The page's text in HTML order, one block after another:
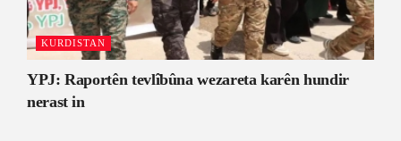
KURDISTAN
YPJ: Raportên tevlîbûna wezareta karên hundir
nerast in